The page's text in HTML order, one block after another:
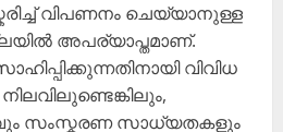
വിപണനം ചെയ്യാനുള്ള
അപര്യാപ്തമാണ്.
വിവിധ
സംസ്കരണ സാധ്യതകളും